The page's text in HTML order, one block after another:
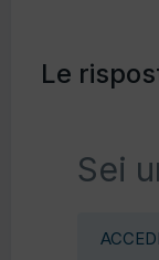
Le
Sei
ACCEDI